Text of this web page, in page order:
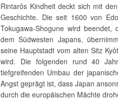
Rintarôs Kindheit deckt sich mit
Geschichte. Die seit 1600 von
Tokugawa-Shogune wird
dem Südwesten Japans,
seine Hauptstadt vom alten Sitz
wird. Die folgenden rund 40
tiefgreifenden Umbau der
Angst geprägt ist, dass Japan
durch die europäischen Mächte